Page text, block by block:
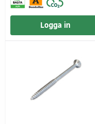
Logga in